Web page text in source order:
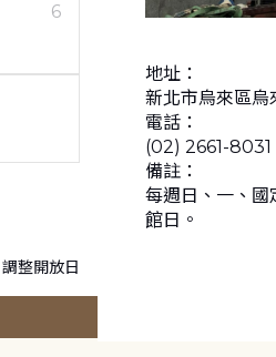
6
調整開放日
地址：
新北市烏來區
電話：
(02) 2661-8031
備註：
每週日、一、國
館日。